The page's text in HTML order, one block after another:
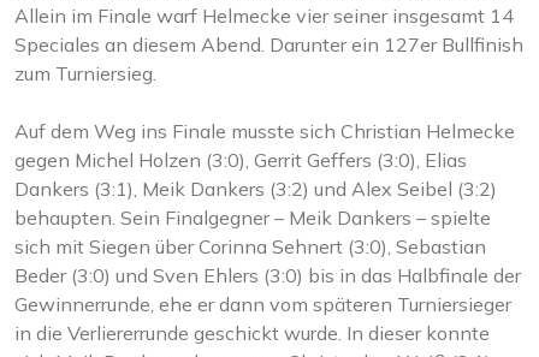
Allein im Finale warf Helmecke vier seiner insgesamt 14
Speciales an diesem Abend. Darunter ein 127er Bullfinish
zum Turniersieg.
Auf dem Weg ins Finale musste sich Christian Helmecke
gegen Michel Holzen (3:0), Gerrit Geffers (3:0), Elias
Dankers (3:1), Meik Dankers (3:2) und Alex Seibel (3:2)
behaupten. Sein Finalgegner – Meik Dankers – spielte
sich mit Siegen über Corinna Sehnert (3:0), Sebastian
Beder (3:0) und Sven Ehlers (3:0) bis in das Halbfinale der
Gewinnerrunde, ehe er dann vom späteren Turniersieger
in die Verliererrunde geschickt wurde. In dieser konnte